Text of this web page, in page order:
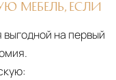
МЕБЕЛЬ, ЕСЛИ
на первый